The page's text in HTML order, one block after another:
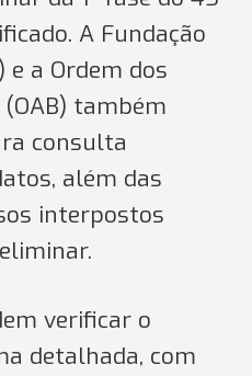
A Fundação
e a Ordem dos
também
consulta
além das
interpostos
verificar o
detalhada, com